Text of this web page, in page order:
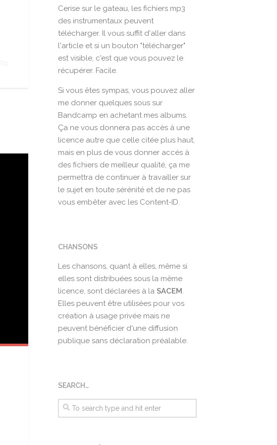
Cerise sur le gateau, les fichiers mp3
des instrumentaux peuvent
télécharger. Il vous suffit d'aller dans
l'article et si un bouton "télécharger"
est visible, c'est que vous pouvez le
récupérer. Facile.
Si vous êtes sympas, vous pouvez aller
me donner quelques sous sur
Bandcamp en achetant mes albums.
Ça ne vous donnera pas accès à une
licence autre que celle citée plus haut,
mais en plus de vous donner accés à
des fichiers de meilleur qualité, ça me
permettra de continuer à travailler sur
le sujet en toute sérénité et de ne pas
vous embêter avec les Content-ID.
CHANSONS
Les chansons, quant à elles, même si
elles sont distribuées sous la même
licence, sont déclarées à la SACEM.
Elles peuvent être utilisées pour vos
création à usage privée mais ne
peuvent bénéficier d'une diffusion
publique sans déclaration préalable.
SEARCH…